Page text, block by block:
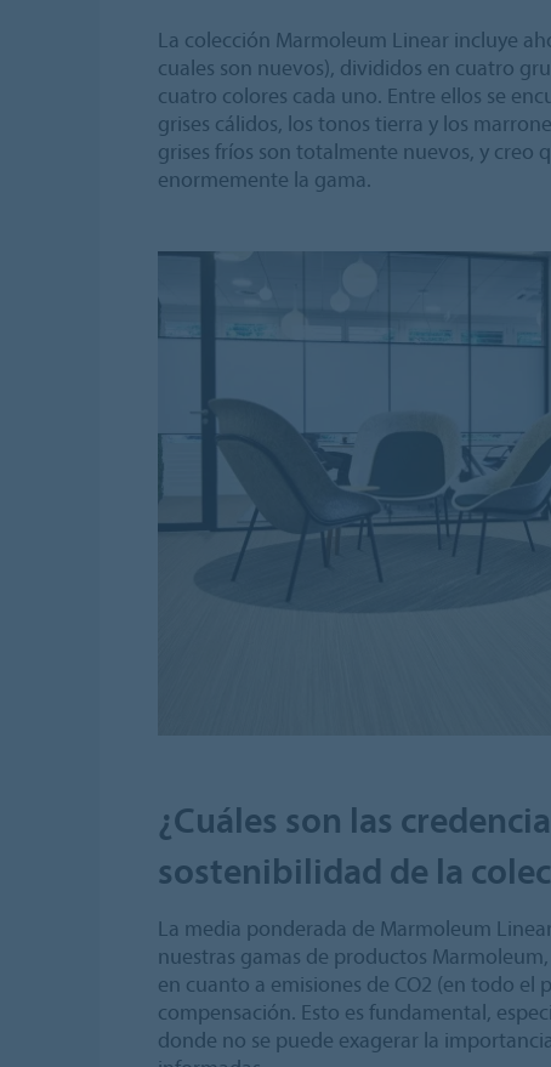
La colección Marmoleum Linear incluye
cuales son nuevos), divididos en cuatro
cuatro colores cada uno. Entre ellos se
grises cálidos, los tonos tierra y los
grises fríos son totalmente nuevos, y creo
enormemente la gama.
¿Cuáles son las
sostenibilidad de la
La media ponderada de Marmoleum
nuestras gamas de productos
en cuanto a emisiones de CO2 (en todo el
compensación. Esto es fundamental,
donde no se puede exagerar la